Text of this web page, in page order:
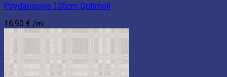
Pöydänsuoja 135cm Optimoll
16,90 € /m